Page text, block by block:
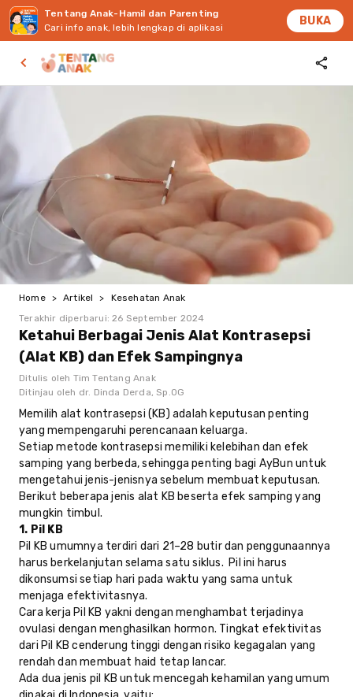
Tentang Anak-Hamil dan Parenting
Cari info anak, lebih lengkap di aplikasi
BUKA
Home > Artikel >
Kesehatan Anak
Terakhir diperbarui:26 September 2024
Ketahui Berbagai Jenis Alat Kontrasepsi
(Alat KB) dan Efek Sampingnya
Ditulis oleh Tim Tentang Anak
Ditinjau oleh dr. Dinda Derda, Sp.OG
Memilih alat kontrasepsi (KB) adalah keputusan penting
yang mempengaruhi perencanaan keluarga.
Setiap metode kontrasepsi memiliki kelebihan dan efek
samping yang berbeda, sehingga penting bagi AyBun untuk
mengetahui jenis-jenisnya sebelum membuat keputusan.
Berikut beberapa jenis alat KB beserta efek samping yang
mungkin timbul.
1. Pil KB
Pil KB umumnya terdiri dari 21–28 butir dan penggunaannya
harus berkelanjutan selama satu siklus. Pil ini harus
dikonsumsi setiap hari pada waktu yang sama untuk
menjaga efektivitasnya.
Cara kerja Pil KB yakni dengan menghambat terjadinya
ovulasi dengan menghasilkan hormon. Tingkat efektivitas
dari Pil KB cenderung tinggi dengan risiko kegagalan yang
rendah dan membuat haid tetap lancar.
Ada dua jenis pil KB untuk mencegah kehamilan yang umum